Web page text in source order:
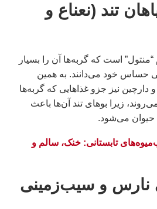
تند (نعناع و
“منتول” است که گربه‌ها آن را بسیار
حساس خود می‌دانند. به همین
دارچین نیز جزو غذاهایی که گربه‌ها
زیرا بوهای تند آن‌ها باعث
حیوان می‌شود.
تابستانی: خنک، سالم و
نارس و سیب‌زمینی